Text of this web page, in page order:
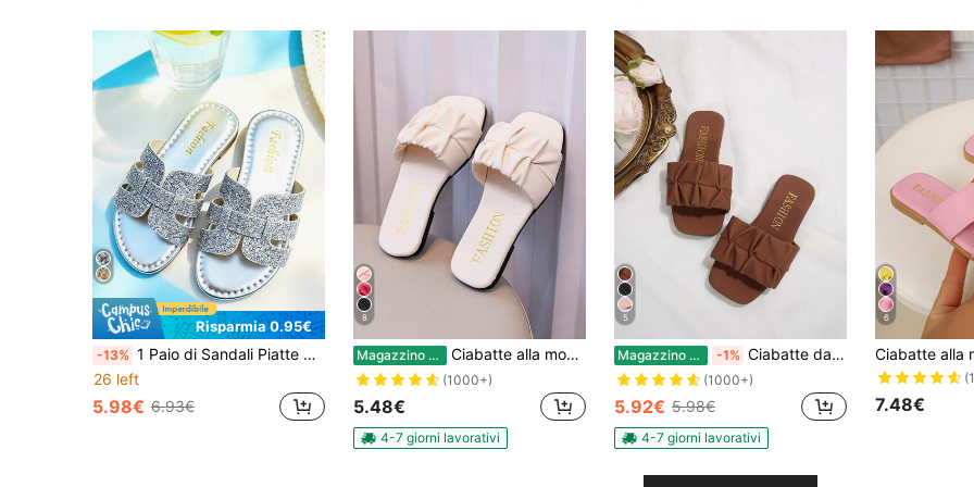
Risparmia 0.95€
-13% 1 Paio di Sandali Piatte Argento per Bambini, Design con Cinturino a H in Pelle PU di Colore Unito & Glitter, Punta Tonda Aperta, Suola Antiscivolo e Traspirante, Sandali Stile Principessa Dolce con Glitter, Adatti per Bambini e Bambine dai 3 ai 12 Anni, Uso Quotidiano/Vacanze/Uscite/Abbinamento, Nuovi Primavera/Estate 2026
26 left
5.98€ 6.93€
8
Magazzino EU Ciabatte alla moda per bambini con punta aperta, sandali piatti estivi per ragazze, nuovo stile con punta quadrata molto attraente, scarpe da spiaggia
(1000+)
5.48€
4-7 giorni lavorativi
5
Magazzino EU -1% Ciabatte da esterno alla moda per bambini, scarpe piatte con punta quadrata, sandali monoblocco, nuove eleganti e minimali scarpe da ragazza di stile europeo e americano, ciabatte da spiaggia di alta gamma
(1000+)
5.92€ 5.98€
4-7 giorni lavorativi
6
7.48€